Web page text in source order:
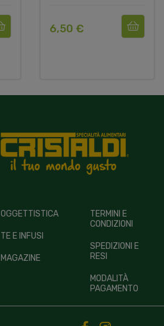
6,50 €
OGGETTISTICA
TE E INFUSI
MAGAZINE
TERMINI E
CONDIZIONI
SPEDIZIONI E
RESI
MODALITÀ
PAGAMENTO